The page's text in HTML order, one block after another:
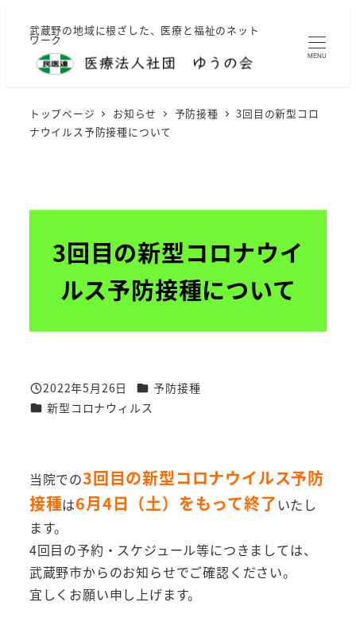
武蔵野の地域に根ざした、医療と福祉のネット
ワーク
MENU
トップページ お知らせ 予防接種
3回目の新型コロ
ナウイルス予防接種について
3回目の新型コロナウイ
ルス予防接種について
投稿日
2022年5月26日 カテゴリー
予防接種
カテゴリー
新型コロナウィルス
当院での3回目の新型コロナウイルス予防
接種は6月4日（土）をもって終了 いたし
ます。
4回目の予約・スケジュール等につきましては、
武蔵野市からのお知らせでご確認ください。
宜しくお願い申し上げます。